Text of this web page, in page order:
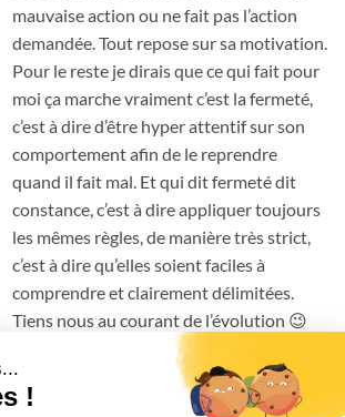
mauvaise action ou ne fait pas l’action
demandée. Tout repose sur sa motivation.
Pour le reste je dirais que ce qui fait pour
moi ça marche vraiment c’est la fermeté,
c’est à dire d’être hyper attentif sur son
comportement afin de le reprendre
quand il fait mal. Et qui dit fermeté dit
constance, c’est à dire appliquer toujours
les mêmes règles, de manière très strict,
c’est à dire qu’elles soient faciles à
comprendre et clairement délimitées.
Tiens nous au courant de l’évolution 😉
17 NOVEMBRE 2013 À 11 H 37 MIN
CONNECTEZ-VOUS POUR RÉPONDRE